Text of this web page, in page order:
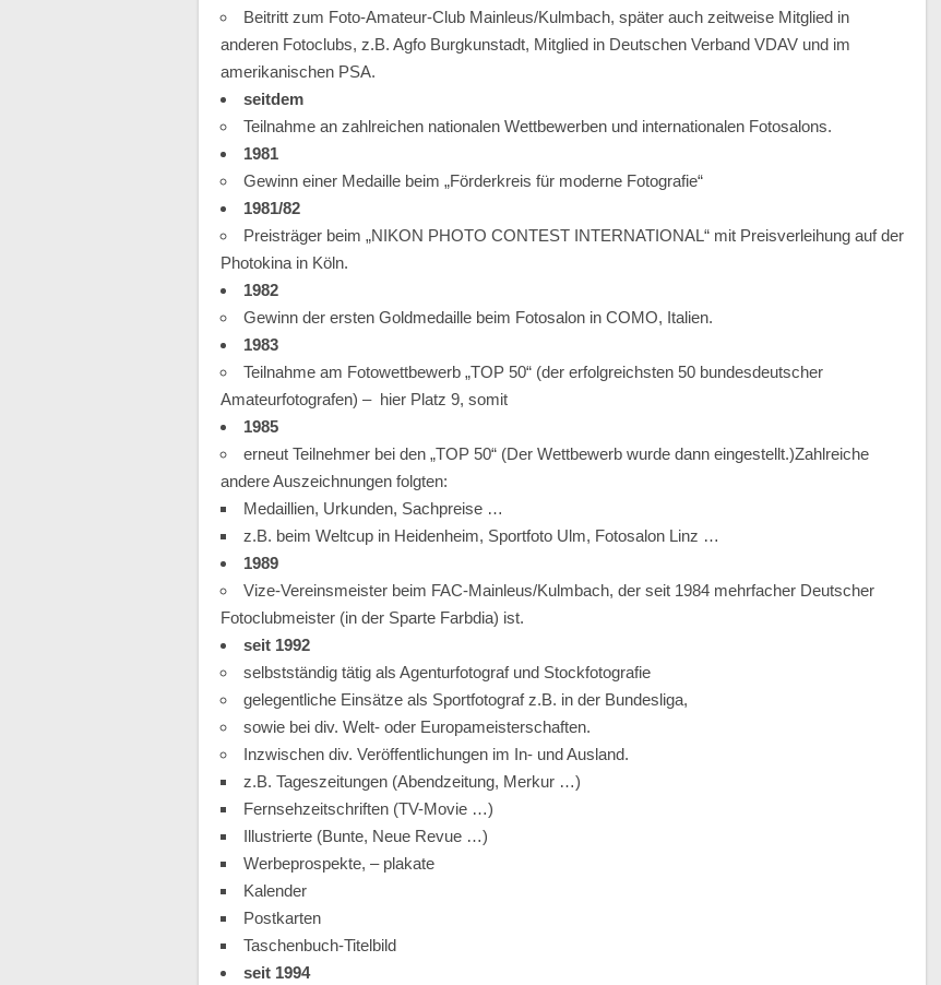
Beitritt zum Foto-Amateur-Club Mainleus/Kulmbach, später auch zeitweise Mitglied in
anderen Fotoclubs, z.B. Agfo Burgkunstadt, Mitglied in Deutschen Verband VDAV und im
amerikanischen PSA.
seitdem
Teilnahme an zahlreichen nationalen Wettbewerben und internationalen Fotosalons.
1981
Gewinn einer Medaille beim „Förderkreis für moderne Fotografie“
1981/82
Preisträger beim „NIKON PHOTO CONTEST INTERNATIONAL“ mit Preisverleihung auf der
Photokina in Köln.
1982
Gewinn der ersten Goldmedaille beim Fotosalon in COMO, Italien.
1983
Teilnahme am Fotowettbewerb „TOP 50“ (der erfolgreichsten 50 bundesdeutscher
Amateurfotografen) – hier Platz 9, somit
1985
erneut Teilnehmer bei den „TOP 50“ (Der Wettbewerb wurde dann eingestellt.)Zahlreiche
andere Auszeichnungen folgten:
Medaillien, Urkunden, Sachpreise …
z.B. beim Weltcup in Heidenheim, Sportfoto Ulm, Fotosalon Linz …
1989
Vize-Vereinsmeister beim FAC-Mainleus/Kulmbach, der seit 1984 mehrfacher Deutscher
Fotoclubmeister (in der Sparte Farbdia) ist.
seit 1992
selbstständig tätig als Agenturfotograf und Stockfotografie
gelegentliche Einsätze als Sportfotograf z.B. in der Bundesliga,
sowie bei div. Welt- oder Europameisterschaften.
Inzwischen div. Veröffentlichungen im In- und Ausland.
z.B. Tageszeitungen (Abendzeitung, Merkur …)
Fernsehzeitschriften (TV-Movie …)
Illustrierte (Bunte, Neue Revue …)
Werbeprospekte, – plakate
Kalender
Postkarten
Taschenbuch-Titelbild
seit 1994